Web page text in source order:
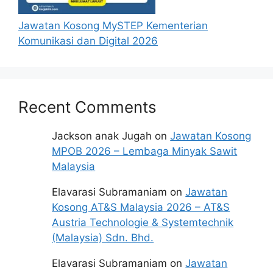
REKABENTUK
Jawatan Kosong MySTEP Kementerian
Komunikasi dan Digital 2026
Recent Comments
Jackson anak Jugah onJawatan Kosong
MPOB 2026 – Lembaga Minyak Sawit
Malaysia
Elavarasi Subramaniam onJawatan
Kosong AT&S Malaysia 2026 – AT&S
Austria Technologie & Systemtechnik
(Malaysia) Sdn. Bhd.
Elavarasi Subramaniam onJawatan